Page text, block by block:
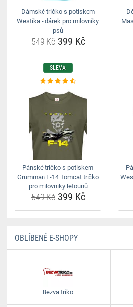
Dámské tričko s potiskem
Westíka - dárek pro milovníky
psů
549 Kč399 Kč
SLEVA
Pánské tričko s potiskem
Grumman F-14 Tomcat tričko
pro milovníky letounů
549 Kč399 Kč
OBLÍBENÉ E-SHOPY
Bezva triko